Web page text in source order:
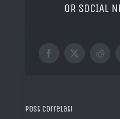
OR SOCIAL
Facebook
X
Post correlati